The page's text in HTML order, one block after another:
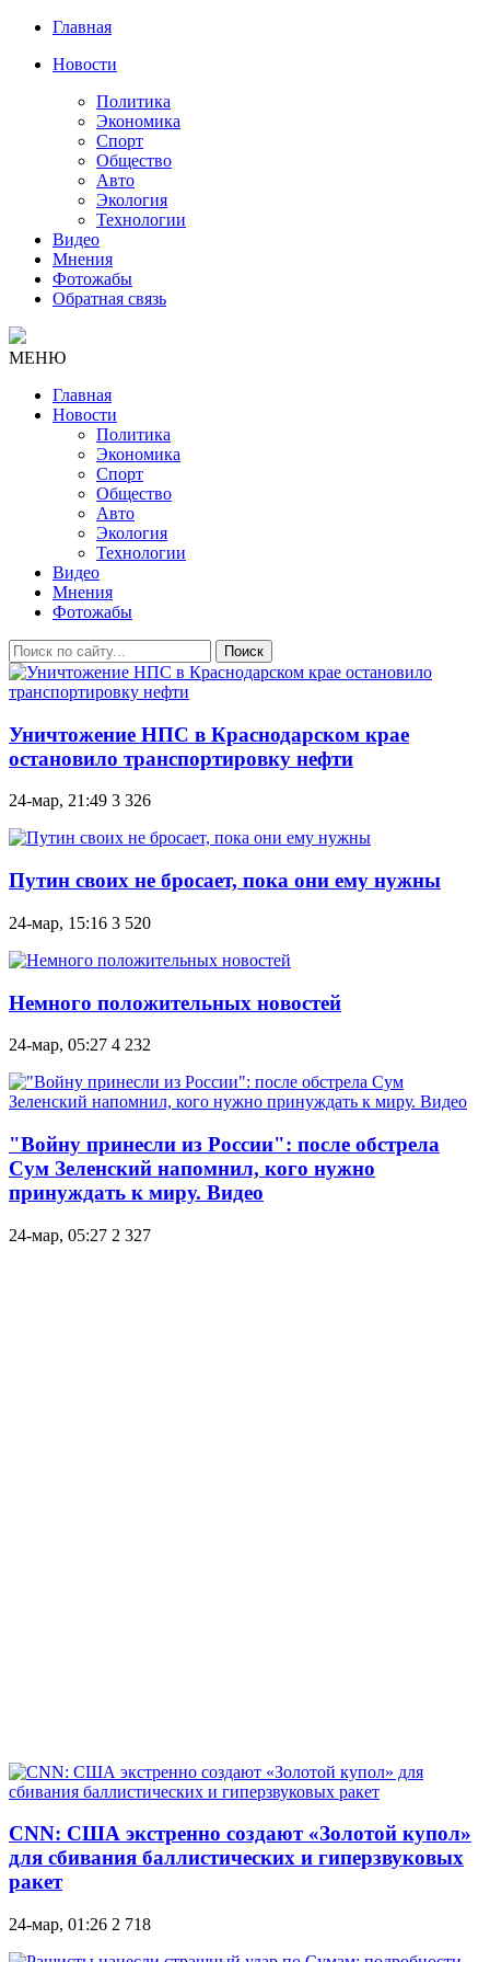
Главная
Новости
Политика
Экономика
Спорт
Общество
Авто
Экология
Технологии
Видео
Мнения
Фотожабы
Обратная связь
МЕНЮ
Главная
Новости
Политика
Экономика
Спорт
Общество
Авто
Экология
Технологии
Видео
Мнения
Фотожабы
Поиск
Уничтожение НПС в Краснодарском крае
остановило транспортировку нефти
24-мар, 21:49 3 326
Путин своих не бросает, пока они ему нужны
24-мар, 15:16 3 520
Немного положительных новостей
24-мар, 05:27 4 232
"Войну принесли из России": после обстрела
Сум Зеленский напомнил, кого нужно
принуждать к миру. Видео
24-мар, 05:27 2 327
CNN: США экстренно создают «Золотой купол»
для сбивания баллистических и гиперзвуковых
ракет
24-мар, 01:26 2 718